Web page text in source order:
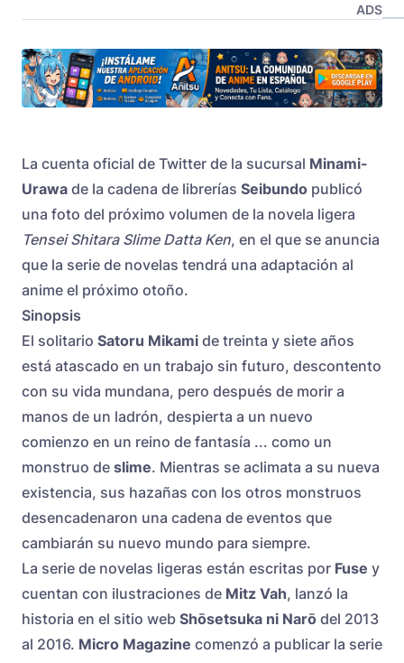
ADS
La cuenta oficial de Twitter de la sucursal Minami-
Urawa de la cadena de librerías Seibundo publicó
una foto del próximo volumen de la novela ligera
Tensei Shitara Slime Datta Ken, en el que se anuncia
que la serie de novelas tendrá una adaptación al
anime el próximo otoño.
Sinopsis
El solitario Satoru Mikami de treinta y siete años
está atascado en un trabajo sin futuro, descontento
con su vida mundana, pero después de morir a
manos de un ladrón, despierta a un nuevo
comienzo en un reino de fantasía ... como un
monstruo de slime. Mientras se aclimata a su nueva
existencia, sus hazañas con los otros monstruos
desencadenaron una cadena de eventos que
cambiarán su nuevo mundo para siempre.
La serie de novelas ligeras están escritas por Fuse y
cuentan con ilustraciones de Mitz Vah, lanzó la
historia en el sitio web Shōsetsuka ni Narō del 2013
al 2016. Micro Magazine comenzó a publicar la serie